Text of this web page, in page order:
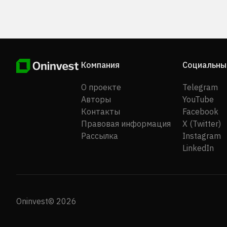
Компания
О проекте
Авторы
Контакты
Правовая информация
Рассылка
Telegram
YouTube
Facebook
X (Twitter)
Instagram
LinkedIn
Oninvest© 2026